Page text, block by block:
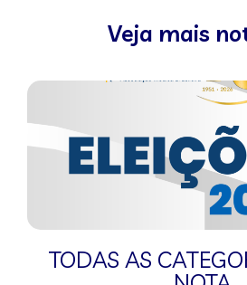
Veja mais
TODAS AS